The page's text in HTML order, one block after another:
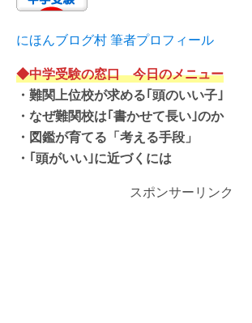
にほんブログ村 筆者プロフィール
◆中学受験の窓口 今日のメニュー
・ 難関上位校が求める｢頭のいい子｣
・ なぜ難関校は｢書かせて長い｣のか
・ 図鑑が育てる「考える手段」
・｢頭がいい｣に近づくには
スポンサーリンク